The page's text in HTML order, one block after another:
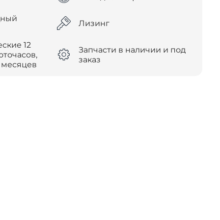
Лизинг
12
месяцев
Запчасти в наличии и под
заказ